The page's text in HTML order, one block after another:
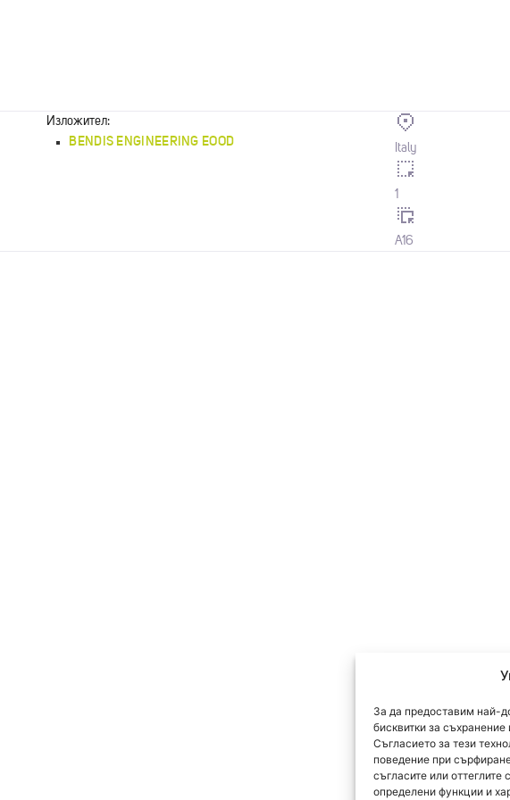
За да предоставим най-
бисквитки за
Съгласието за тези
поведение при
съгласите или
определени функции и
Изложител:
BENDIS ENGINEERING ЕООD Italy
1
A16